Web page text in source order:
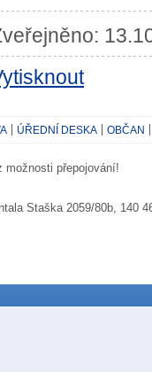
ÚŘEDNÍ DESKA OBČAN
možnosti přepojování!
Staška 2059/80b, 140